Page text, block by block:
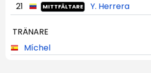
21
MITTFÄLTARE Y. Herrera
TRÄNARE
Míchel